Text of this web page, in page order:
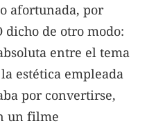
afortunada, por
dicho de otro modo:
entre el tema
estética empleada
por convertirse,
un filme